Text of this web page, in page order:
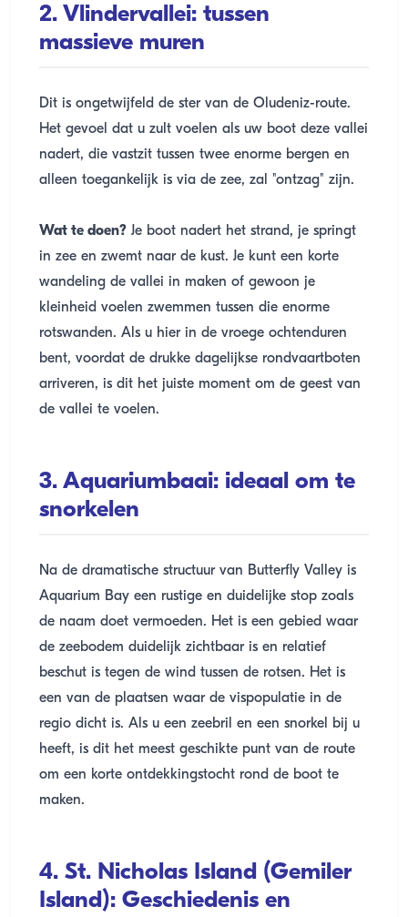
2. Vlindervallei: tussen
massieve muren
Dit is ongetwijfeld de ster van de Oludeniz-route.
Het gevoel dat u zult voelen als uw boot deze vallei
nadert, die vastzit tussen twee enorme bergen en
alleen toegankelijk is via de zee, zal "ontzag" zijn.
Wat te doen? Je boot nadert het strand, je springt
in zee en zwemt naar de kust. Je kunt een korte
wandeling de vallei in maken of gewoon je
kleinheid voelen zwemmen tussen die enorme
rotswanden. Als u hier in de vroege ochtenduren
bent, voordat de drukke dagelijkse rondvaartboten
arriveren, is dit het juiste moment om de geest van
de vallei te voelen.
3. Aquariumbaai: ideaal om te
snorkelen
Na de dramatische structuur van Butterfly Valley is
Aquarium Bay een rustige en duidelijke stop zoals
de naam doet vermoeden. Het is een gebied waar
de zeebodem duidelijk zichtbaar is en relatief
beschut is tegen de wind tussen de rotsen. Het is
een van de plaatsen waar de vispopulatie in de
regio dicht is. Als u een zeebril en een snorkel bij u
heeft, is dit het meest geschikte punt van de route
om een ​​korte ontdekkingstocht rond de boot te
maken.
4. St. Nicholas Island (Gemiler
Island): Geschiedenis en